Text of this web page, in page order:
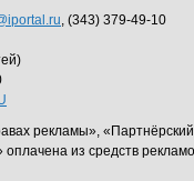
, (343) 379-49-10
рекламы»,
из средств